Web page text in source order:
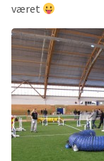
været